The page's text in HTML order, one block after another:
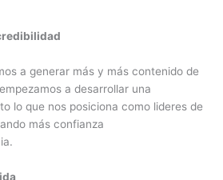
a generar más y más contenido de
a desarrollar una
lo que nos posiciona como lideres de
más confianza